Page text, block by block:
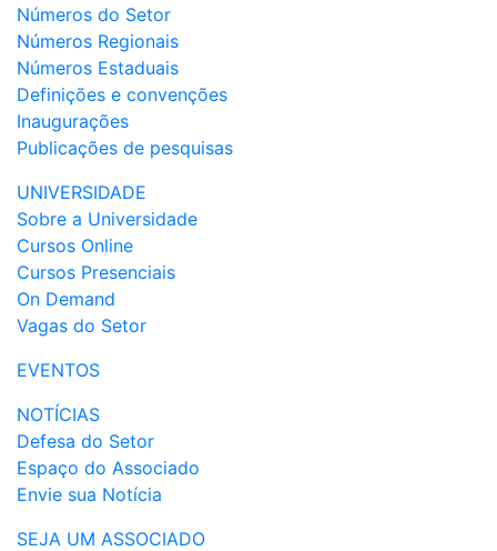
Números do Setor
Números Regionais
Números Estaduais
Definições e convenções
Inaugurações
Publicações de pesquisas
UNIVERSIDADE
Sobre a Universidade
Cursos Online
Cursos Presenciais
On Demand
Vagas do Setor
EVENTOS
NOTÍCIAS
Defesa do Setor
Espaço do Associado
Envie sua Notícia
SEJA UM ASSOCIADO